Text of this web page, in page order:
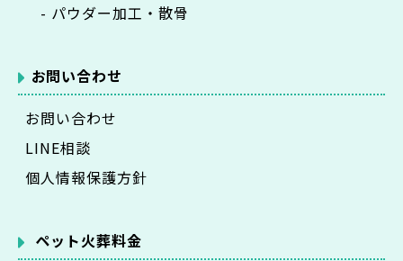
- パウダー加工・散骨
お問い合わせ
お問い合わせ
LINE相談
個人情報保護方針
ペット火葬料金